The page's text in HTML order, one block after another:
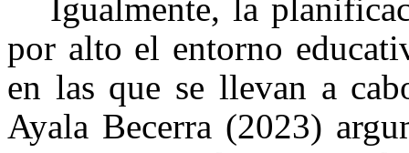
Igualmente, la
por alto el entorno
en las que se llevan a
Ayala Becerra (2023)